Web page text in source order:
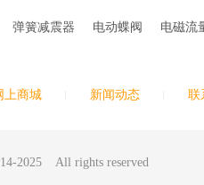
上商城 新闻动态 联
弹簧减震器 电动蝶阀
电磁流
2025 All rights reserved